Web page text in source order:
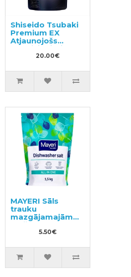
Shiseido Tsubaki
Premium EX
Atjaunojošs
kondicionieris-
maska ​​bojātiem
300ml
20.00€
MAYERI Sāls
trauku
mazgājamajām
mašīnām 1.5kg
5.50€